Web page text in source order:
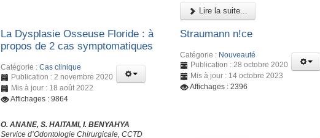
Lire la suite...
La Dysplasie Osseuse Floride : à
propos de 2 cas symptomatiques
Catégorie : Cas clinique
Publication : 2 novembre 2020
Mis à jour : 18 août 2022
Affichages : 9864
O. ANANE, S. HAITAMI, I. BENYAHYA
Service d’Odontologie Chirurgicale, CCTD
Straumann n!ce
Catégorie : Nouveauté
Publication : 28 octobre 2020
Mis à jour : 14 octobre 2023
Affichages : 2396